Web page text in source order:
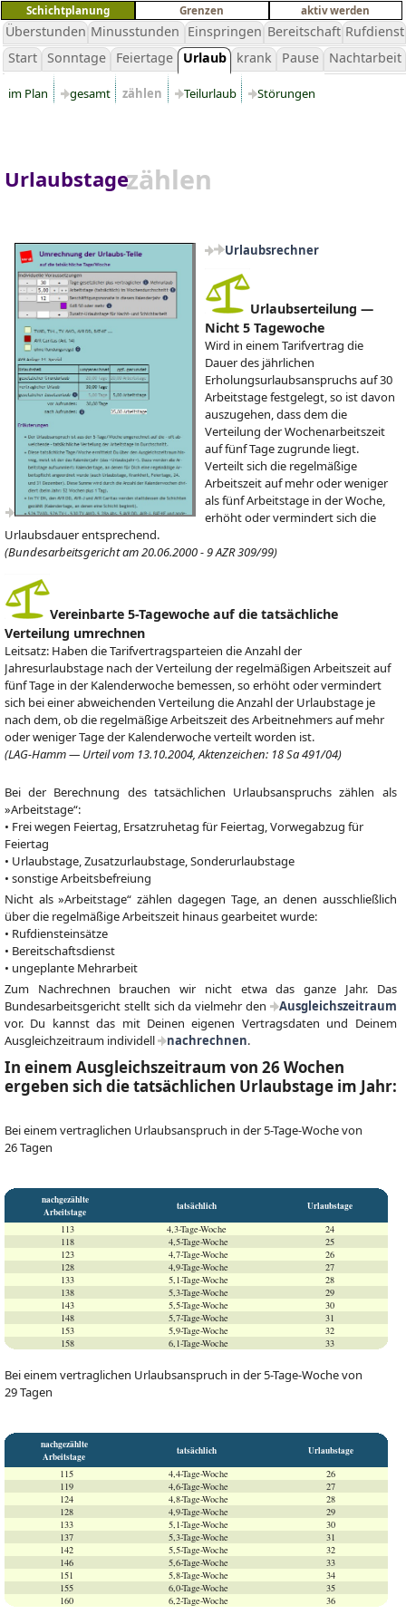
Schichtplanung Grenzen aktiv werden
Überstunden Minusstunden Einspringen Bereitschaft Rufdienst
Start
Sonntage Feiertage Urlaub krank Pause Nachtarbeit
im Plan gesamt zählen Teilurlaub Störungen
Urlaubstagezählen
Urlaubsrechner
Urlaubserteilung —
Nicht 5 Tagewoche
Wird in einem Tarifvertrag die
Dauer des jährlichen
Erholungsurlaubsanspruchs auf 30
Arbeitstage festgelegt, so ist davon
auszugehen, dass dem die
Verteilung der Wochenarbeitszeit
auf fünf Tage zugrunde liegt.
Verteilt sich die regelmäßige
Arbeitszeit auf mehr oder weniger
als fünf Arbeitstage in der Woche,
erhöht oder vermindert sich die
Urlaubsdauer entsprechend.
(Bundesarbeitsgericht am 20.06.2000 - 9 AZR 309/99)
Vereinbarte 5-Tagewoche auf die tatsächliche
Verteilung umrechnen
Leitsatz: Haben die Tarifvertragsparteien die Anzahl der
Jahresurlaubstage nach der Verteilung der regelmäßigen Arbeitszeit auf
fünf Tage in der Kalenderwoche bemessen, so erhöht oder vermindert
sich bei einer abweichenden Verteilung die Anzahl der Urlaubstage je
nach dem, ob die regelmäßige Arbeitszeit des Arbeitnehmers auf mehr
oder weniger Tage der Kalenderwoche verteilt worden ist.
(LAG-Hamm — Urteil vom 13.10.2004, Aktenzeichen: 18 Sa 491/04)
Bei der Berechnung des tatsächlichen Urlaubsanspruchs zählen als
»Arbeitstage“:
• Frei wegen Feiertag, Ersatzruhetag für Feiertag, Vorwegabzug für
Feiertag
• Urlaubstage, Zusatzurlaubstage, Sonderurlaubstage
• sonstige Arbeitsbefreiung
Nicht als »Arbeitstage“ zählen dagegen Tage, an denen ausschließlich
über die regelmäßige Arbeitszeit hinaus gearbeitet wurde:
• Rufdiensteinsätze
• Bereitschaftsdienst
• ungeplante Mehrarbeit
Zum Nachrechnen brauchen wir nicht etwa das ganze Jahr. Das
Bundesarbeitsgericht stellt sich da vielmehr den
Ausgleichszeitraum
vor. Du kannst das mit Deinen eigenen Vertragsdaten und Deinem
Ausgleichzeitraum individell
nachrechnen.
In einem Ausgleichszeitraum von 26 Wochen
ergeben sich die tatsächlichen Urlaubstage im Jahr:
Bei einem vertraglichen Urlaubsanspruch in der 5-Tage-Woche von
26 Tagen
nachgezählte
Arbeitstage
tatsächlich Urlaubstage
113 4,3-Tage-Woche
24
118
4,5-Tage-Woche
25
123
4,7-Tage-Woche
26
128
4,9-Tage-Woche
27
133
5,1-Tage-Woche
28
138
5,3-Tage-Woche
29
143
5,5-Tage-Woche
30
148
5,7-Tage-Woche
31
153
5,9-Tage-Woche
32
158
6,1-Tage-Woche 33
Bei einem vertraglichen Urlaubsanspruch in der 5-Tage-Woche von
29 Tagen
nachgezählte
Arbeitstage
tatsächlich Urlaubstage
115 4,4-Tage-Woche
26
119
4,6-Tage-Woche
27
124
4,8-Tage-Woche
28
128
4,9-Tage-Woche
29
133
5,1-Tage-Woche
30
137
5,3-Tage-Woche
31
142
5,5-Tage-Woche
32
146
5,6-Tage-Woche
33
151
5,8-Tage-Woche
34
155
6,0-Tage-Woche
35
160
6,2-Tage-Woche 36